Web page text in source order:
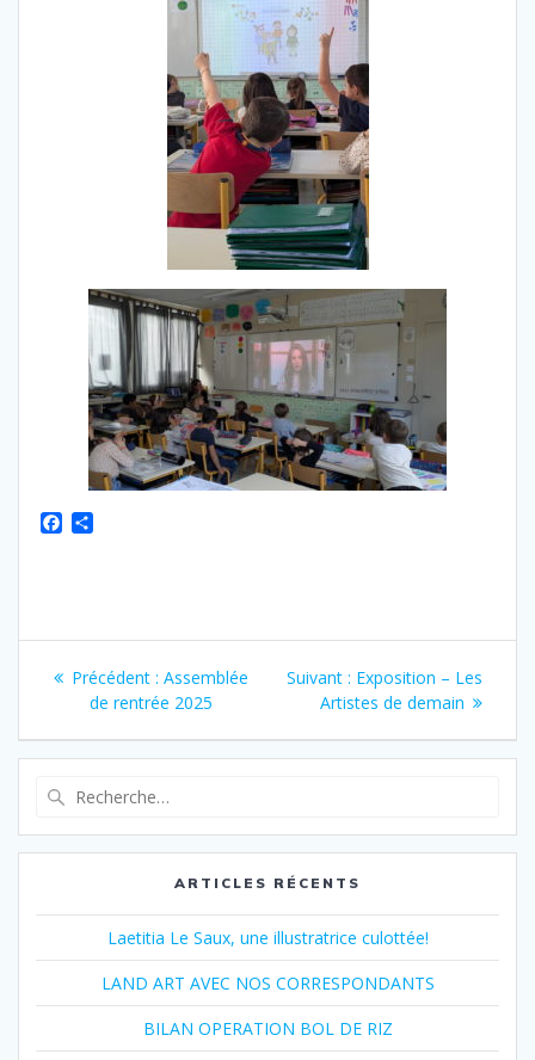
k
r
Navigation
l’article
Précédent : Article
précédent
Assemblée
de rentrée 2025
Suivant : Article
suivant
Exposition – Les
Artistes de demain
:
ARTICLES RÉCENTS
Laetitia Le Saux, une illustratrice culottée!
LAND ART AVEC NOS CORRESPONDANTS
BILAN OPERATION BOL DE RIZ